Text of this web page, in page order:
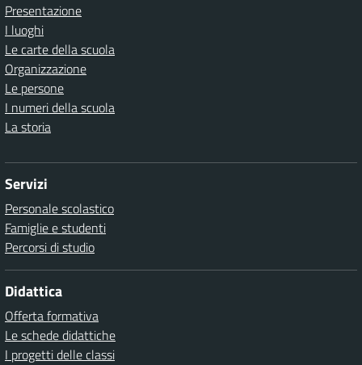
Presentazione
I luoghi
Le carte della scuola
Organizzazione
Le persone
I numeri della scuola
La storia
Servizi
Personale scolastico
Famiglie e studenti
Percorsi di studio
Didattica
Offerta formativa
Le schede didattiche
I progetti delle classi